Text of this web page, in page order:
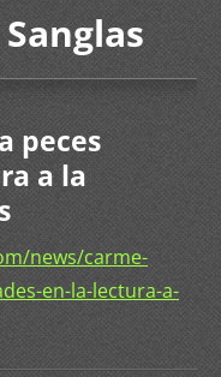
peces
a la
news/carme-
en-la-lectura-a-